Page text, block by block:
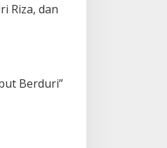
Riza, dan
Berduri”